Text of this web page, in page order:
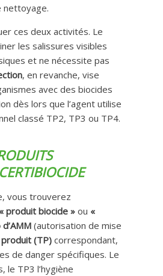
nettoyage.
ces deux activités. Le
les salissures visibles
et ne nécessite pas
, en revanche, vise
avec des biocides
dès lors que l’agent utilise
classé TP2, TP3 ou TP4.
vous trouverez
« produit biocide » ou «
(autorisation de mise
(TP) correspondant,
de danger spécifiques. Le
le TP3 l’hygiène